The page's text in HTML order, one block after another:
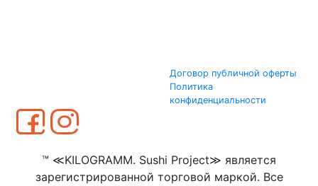
Договор публичной оферты
Политика
конфиденциальности
™ ≪KILOGRAMM. Sushi Project≫ является
зарегистрированной торговой маркой. Все